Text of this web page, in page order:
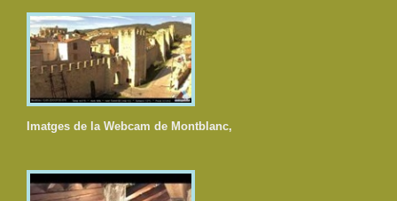
Imatges de la Webcam de Montblanc,